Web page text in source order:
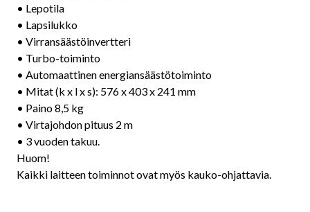
• Lepotila
• Lapsilukko
• Virransäästöinvertteri
• Turbo-toiminto
• Automaattinen energiansäästötoiminto
• Mitat (k x l x s): 576 x 403 x 241 mm
• Paino 8,5 kg
• Virtajohdon pituus 2 m
• 3 vuoden takuu.
Huom!
Kaikki laitteen toiminnot ovat myös kauko-ohjattavia.